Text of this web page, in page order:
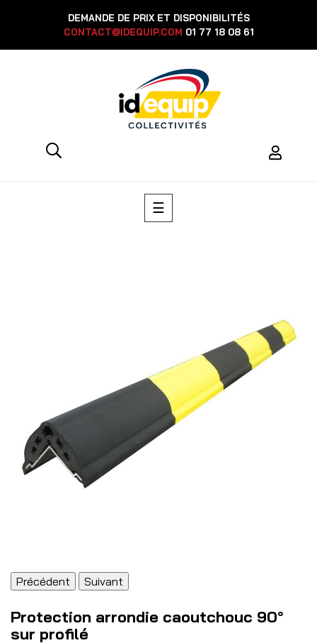
DEMANDE DE PRIX ET DISPONIBILITÉS
CONTACT@IDEQUIP.COM 01 77 18 08 61
Basculer
la
☰
Précédent Suivant
Protection arrondie caoutchouc 90°
sur profilé